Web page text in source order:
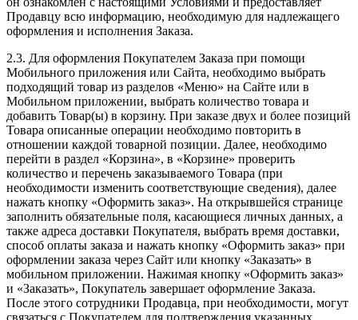
Продавцу всю информацию, необходимую для надлежащего
оформления и исполнения Заказа.
2.3. Для оформления Покупателем Заказа при помощи
Мобильного приложения или Сайта, необходимо выбрать
подходящий товар из разделов «Меню» на Сайте или в
Мобильном приложении, выбрать количество товара и
добавить Товар(ы) в корзину. При заказе двух и более позиций
Товара описанные операции необходимо повторить в
отношении каждой товарной позиции. Далее, необходимо
перейти в раздел «Корзина», в «Корзине» проверить
количество и перечень заказываемого Товара (при
необходимости изменить соответствующие сведения), далее
нажать кнопку «Оформить заказ». На открывшейся странице
заполнить обязательные поля, касающиеся личных данных, а
также адреса доставки Покупателя, выбрать время доставки,
способ оплаты заказа и нажать кнопку «Оформить заказ» при
оформлении заказа через Сайт или кнопку «Заказать» в
мобильном приложении. Нажимая кнопку «Оформить заказ»
и «Заказать», Покупатель завершает оформление Заказа.
После этого сотрудники Продавца, при необходимости, могут